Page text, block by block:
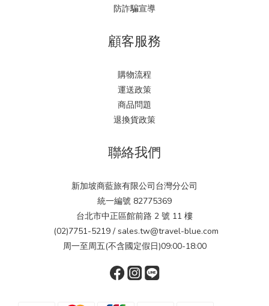
防詐騙宣導
顧客服務
購物流程
運送政策
商品問題
退換貨政策
聯絡我們
新加坡商藍旅有限公司台灣分公司
統一編號 82775369
台北市中正區館前路 2 號 11 樓
(02)7751-5219 / sales.tw@travel-blue.com
周一至周五(不含國定假日)09:00-18:00